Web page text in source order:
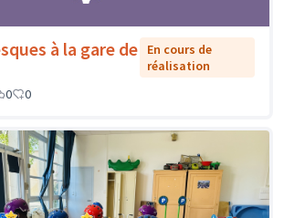
à la gare de
En cours de
réalisation
0 0